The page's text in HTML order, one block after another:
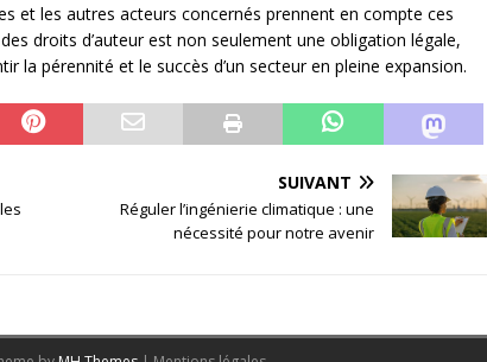
et les autres acteurs concernés prennent en compte ces
droits d’auteur est non seulement une obligation légale,
la pérennité et le succès d’un secteur en pleine expansion.
SUIVANT
Réguler l’ingénierie climatique : une
nécessité pour notre avenir